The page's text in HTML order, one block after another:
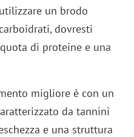
un brodo
dovresti
di proteine e una
migliore è con un
da tannini
e una struttura